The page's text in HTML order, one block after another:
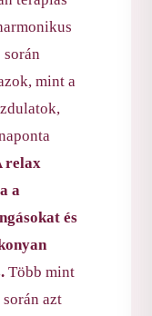
mint a
relax
a
és
Több mint
azt